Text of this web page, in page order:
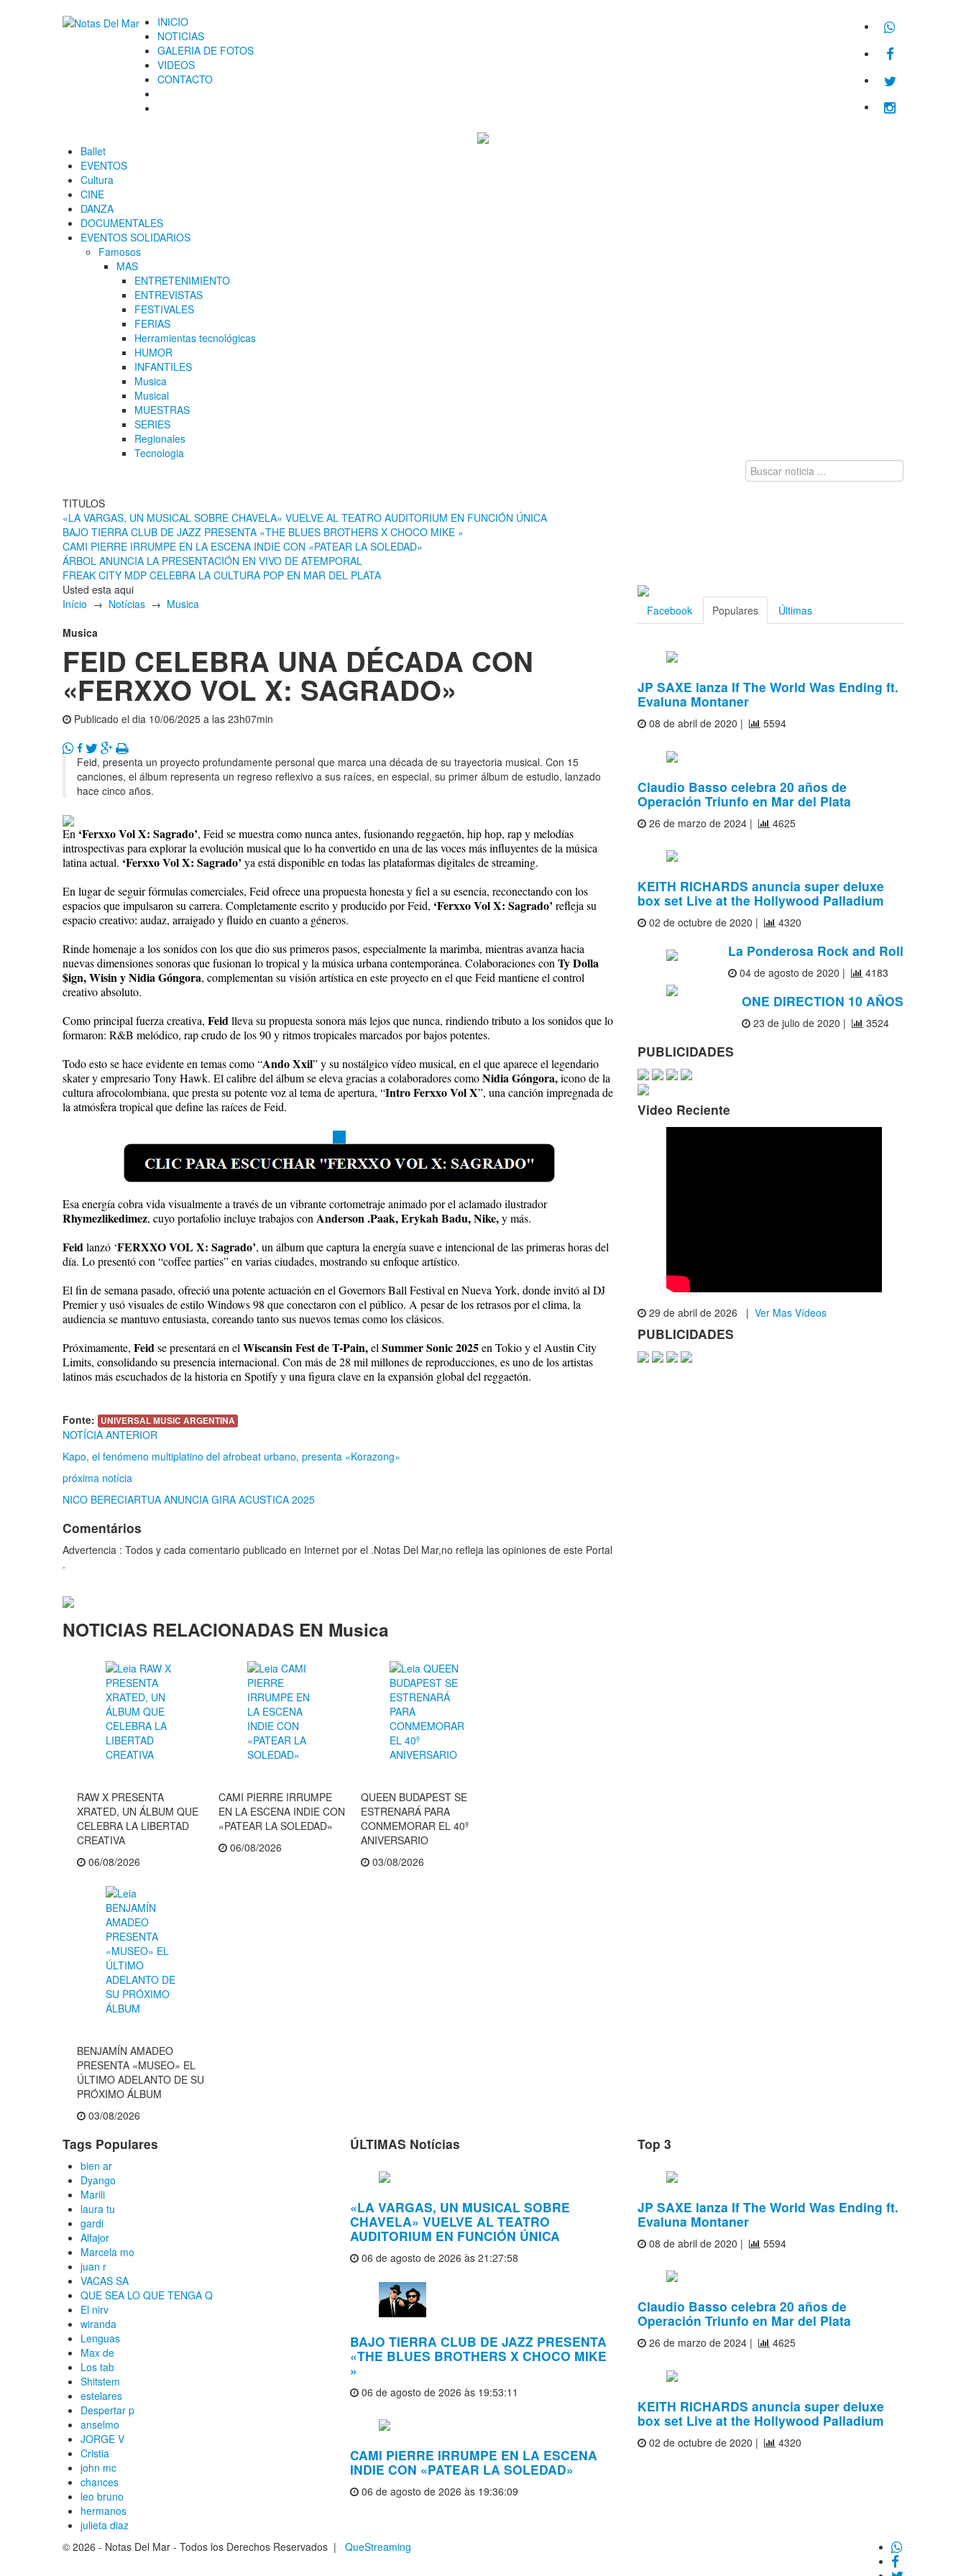
INICIO
NOTICIAS
GALERIA DE FOTOS
VIDEOS
CONTACTO
Ballet
EVENTOS
Cultura
CINE
DANZA
DOCUMENTALES
EVENTOS SOLIDARIOS
Famosos
MAS
ENTRETENIMIENTO
ENTREVISTAS
FESTIVALES
FERIAS
Herramientas tecnológicas
HUMOR
INFANTILES
Musica
Musical
MUESTRAS
SERIES
Regionales
Tecnologia
TITULOS
«LA VARGAS, UN MUSICAL SOBRE CHAVELA» VUELVE AL TEATRO AUDITORIUM EN FUNCIÓN ÚNICA
BAJO TIERRA CLUB DE JAZZ PRESENTA «THE BLUES BROTHERS X CHOCO MIKE »
CAMI PIERRE IRRUMPE EN LA ESCENA INDIE CON «PATEAR LA SOLEDAD»
ÁRBOL ANUNCIA LA PRESENTACIÓN EN VIVO DE ATEMPORAL
FREAK CITY MDP CELEBRA LA CULTURA POP EN MAR DEL PLATA
Usted esta aqui
Início → Notícias → Musica
Musica
FEID CELEBRA UNA DÉCADA CON
«FERXXO VOL X: SAGRADO»
Publicado el dia 10/06/2025 a las 23h07min
Feid, presenta un proyecto profundamente personal que marca una década de su trayectoria musical. Con 15
canciones, el álbum representa un regreso reflexivo a sus raíces, en especial, su primer álbum de estudio, lanzado
hace cinco años.
En ‘Ferxxo Vol X: Sagrado’, Feid se muestra como nunca antes, fusionando reggaetón, hip hop, rap y melodías
introspectivas para explorar la evolución musical que lo ha convertido en una de las voces más influyentes de la música
latina actual. ‘Ferxxo Vol X: Sagrado’ ya está disponible en todas las plataformas digitales de streaming.
En lugar de seguir fórmulas comerciales, Feid ofrece una propuesta honesta y fiel a su esencia, reconectando con los
espacios que impulsaron su carrera. Completamente escrito y producido por Feid, ‘Ferxxo Vol X: Sagrado’ refleja su
espacio creativo: audaz, arraigado y fluido en cuanto a géneros.
Rinde homenaje a los sonidos con los que dio sus primeros pasos, especialmente la marimba, mientras avanza hacia
nuevas dimensiones sonoras que fusionan lo tropical y la música urbana contemporánea. Colaboraciones con Ty Dolla
$ign, Wisin y Nidia Góngora, complementan su visión artística en este proyecto en el que Feid mantiene el control
creativo absoluto.
Como principal fuerza creativa, Feidlleva su propuesta sonora más lejos que nunca, rindiendo tributo a los sonidos que lo
formaron: R&B melódico, rap crudo de los 90 y ritmos tropicales marcados por bajos potentes.
Todo esto se hace evidente en temas como “Ando Xxil” y su nostálgico vídeo musical, en el que aparece el legendario
skater y empresario Tony Hawk. El calibre del álbum se eleva gracias a colaboradores comoNidia Góngora,icono de la
cultura afrocolombiana, que presta su potente voz al tema de apertura, “Intro Ferxxo Vol X”, una canción impregnada de
la atmósfera tropical que define las raíces de Feid.
Esa energía cobra vida visualmente a través de un vibrante cortometraje animado por el aclamado ilustrador
Rhymezlikedimez, cuyo portafolio incluye trabajos conAnderson .Paak, Erykah Badu, Nike,y más.
Feidlanzó ‘FERXXO VOL X: Sagrado’, un álbum que captura la energía suave e intencional de las primeras horas del
día. Lo presentó con “coffee parties” en varias ciudades, mostrando su enfoque artístico.
El fin de semana pasado, ofreció una potente actuación en el Governors Ball Festival en Nueva York, donde invitó al DJ
Premier y usó visuales de estilo Windows 98 que conectaron con el público. A pesar de los retrasos por el clima, la
audiencia se mantuvo entusiasta, coreando tanto sus nuevos temas como los clásicos.
Próximamente, Feidse presentará en elWiscansin Fest de T-Pain,elSummer Sonic 2025en Tokio y el Austin City
Limits, consolidando su presencia internacional. Con más de 28 mil millones de reproducciones, es uno de los artistas
latinos más escuchados de la historia en Spotify y una figura clave en la expansión global del reggaetón.
Fonte: UNIVERSAL MUSIC ARGENTINA
NOTÍCIA ANTERIOR
Kapo, el fenómeno multiplatino del afrobeat urbano, presenta «Korazong»
próxima notícia
NICO BERECIARTUA ANUNCIA GIRA ACUSTICA 2025
Comentários
Advertencia : Todos y cada comentario publicado en Internet por el .Notas Del Mar,no refleja las opiniones de este Portal
.
NOTICIAS RELACIONADAS EN Musica
RAW X PRESENTA
XRATED, UN ÁLBUM QUE
CELEBRA LA LIBERTAD
CREATIVA
06/08/2026
CAMI PIERRE IRRUMPE
EN LA ESCENA INDIE CON
«PATEAR LA SOLEDAD»
06/08/2026
QUEEN BUDAPEST SE
ESTRENARÁ PARA
CONMEMORAR EL 40º
ANIVERSARIO
03/08/2026
BENJAMÍN AMADEO
PRESENTA «MUSEO» EL
ÚLTIMO ADELANTO DE SU
PRÓXIMO ÁLBUM
03/08/2026
Facebook Populares Últimas
JP SAXE lanza If The World Was Ending ft.
Evaluna Montaner
08 de abril de 2020 | 5594
Claudio Basso celebra 20 años de
Operación Triunfo en Mar del Plata
26 de marzo de 2024 | 4625
KEITH RICHARDS anuncia super deluxe
box set Live at the Hollywood Palladium
02 de octubre de 2020 | 4320
La Ponderosa Rock and Roll
04 de agosto de 2020 | 4183
ONE DIRECTION 10 AÑOS
23 de julio de 2020 | 3524
PUBLICIDADES
Video Reciente
29 de abril de 2026 | Ver Mas Vídeos
PUBLICIDADES
Tags Populares
bien ar
Dyango
Marili
laura tu
gardi
Alfajor
Marcela mo
juan r
VACAS SA
QUE SEA LO QUE TENGA Q
El nirv
wiranda
Lenguas
Max de
Los tab
Shitstem
estelares
Despertar p
anselmo
JORGE V
Cristia
john mc
chances
leo bruno
hermanos
julieta diaz
ÚLTIMAS Notícias
«LA VARGAS, UN MUSICAL SOBRE
CHAVELA» VUELVE AL TEATRO
AUDITORIUM EN FUNCIÓN ÚNICA
06 de agosto de 2026 às 21:27:58
BAJO TIERRA CLUB DE JAZZ PRESENTA
«THE BLUES BROTHERS X CHOCO MIKE
»
06 de agosto de 2026 às 19:53:11
CAMI PIERRE IRRUMPE EN LA ESCENA
INDIE CON «PATEAR LA SOLEDAD»
06 de agosto de 2026 às 19:36:09
Top 3
JP SAXE lanza If The World Was Ending ft.
Evaluna Montaner
08 de abril de 2020 | 5594
Claudio Basso celebra 20 años de
Operación Triunfo en Mar del Plata
26 de marzo de 2024 | 4625
KEITH RICHARDS anuncia super deluxe
box set Live at the Hollywood Palladium
02 de octubre de 2020 | 4320
© 2026 - Notas Del Mar - Todos los Derechos Reservados | QueStreaming